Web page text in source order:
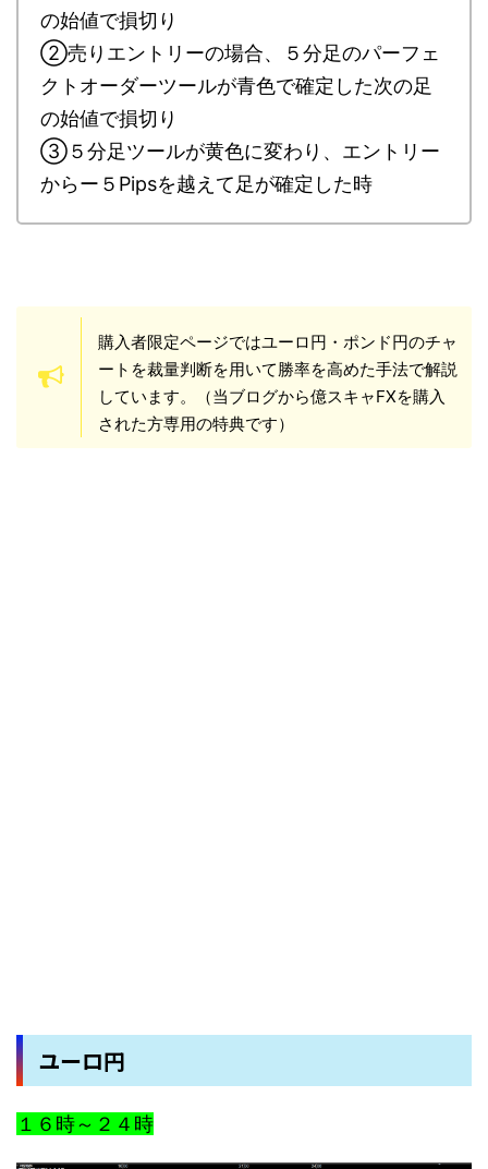
の始値で損切り
②売りエントリーの場合、５分足のパーフェ
クトオーダーツールが青色で確定した次の足
の始値で損切り
③５分足ツールが黄色に変わり、エントリー
からー５Pipsを越えて足が確定した時
購入者限定ページではユーロ円・ポンド円のチャ
ートを裁量判断を用いて勝率を高めた手法で解説
しています。（当ブログから億スキャFXを購入
された方専用の特典です）
ユーロ円
１６時～２４時